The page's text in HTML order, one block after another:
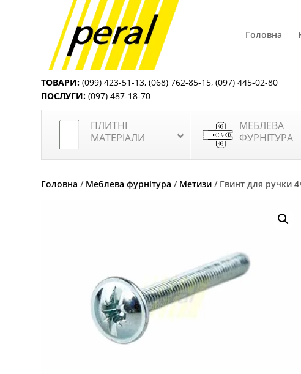
Головна
ТОВАРИ: (099) 423-51-13,(068) 762-85-15,(097) 445-02-80
ПОСЛУГИ: (097) 487-18-70
ПЛИТНІ
МАТЕРІАЛИ
МЕБЛЕВА
ФУРНІТУРА
Головна / Меблева фурнітура / Метизи / Гвинт для ручки